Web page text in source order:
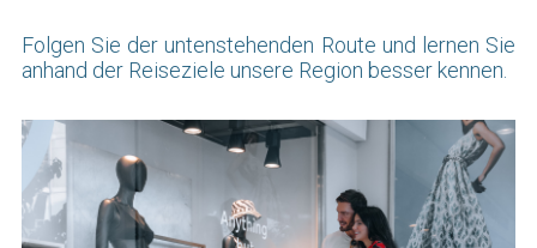
Folgen Sie der untenstehenden Route und lernen Sie
anhand der Reiseziele unsere Region besser kennen.